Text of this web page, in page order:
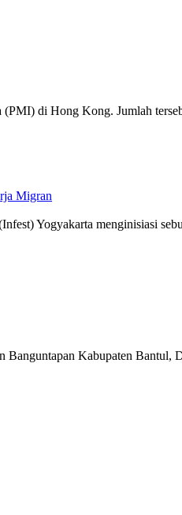
di Hong Kong. Jumlah
Migran
Yogyakarta menginisiasi
Kabupaten